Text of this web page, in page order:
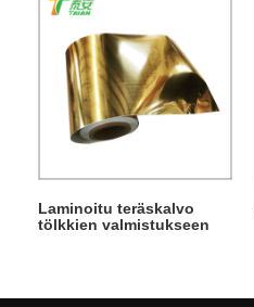
Laminoitu teräskalvo
tölkkien valmistukseen